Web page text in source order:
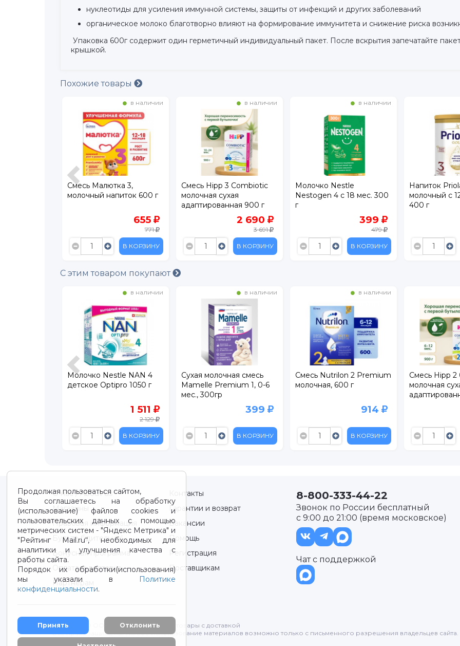
нуклеотиды для усиления иммунной системы, защиты от инфекций и других заболеваний
органическое молоко благотворно влияют на формирование иммунитета и снижение риска
Упаковка 600г содержит один герметичный индивидуальный пакет. После вскрытия запечатайте
крышкой.
Похожие товары
в наличии
Смесь Малютка 3,
молочный напиток 600 г
655
771
В КОРЗИНУ
в наличии
Смесь Hipp 3 Combiotic
молочная сухая
адаптированная 900 г
2 690
3 691
В КОРЗИНУ
в наличии
Молочко Nestle
Nestogen 4 с 18 мес. 300
г
399
479
В КОРЗИНУ
Напиток
молочный с
400 г
С этим товаром покупают
в наличии
Молочко Nestle NAN 4
детское Optipro 1050 г
1 511
2 129
В КОРЗИНУ
в наличии
Сухая молочная смесь
Mamelle Premium 1, 0-6
мес., 300гр
399
В КОРЗИНУ
в наличии
Смесь Nutrilon 2 Premium
молочная, 600 г
914
В КОРЗИНУ
Смесь Hipp
молочная
Продолжая пользоваться сайтом,
Вы соглашаетесь на обработку
(использование) файлов cookies и
пользовательских данных с помощью
метрических систем - "Яндекс Метрика" и
"Рейтинг Mail.ru“, необходимых для
аналитики и улучшения качества с
работы сайта.
Порядок их обработки(использования)
мы указали в Политике
конфиденциальности.
Принять Отклонить
О нас / About us
Контакты
Магазины
Гарантии и возврат
Правовая информация
Вакансии
Будьте бдительны!
Помощь
Бонусная программа
Регистрация
Оплата и доставка
Поставщикам
Партнерам
8-800-333-44-22
Звонок по России бесплатный
с 9:00 до 21:00 (время московское)
Чат с поддержкой
2012-2026 © ООО "ВОТОНЯ". Детские товары с доставкой
Все права защищены. Любое использование материалов возможно только с письменного разрешения владельцев сайта.